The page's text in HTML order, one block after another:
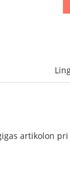
artikolon pri